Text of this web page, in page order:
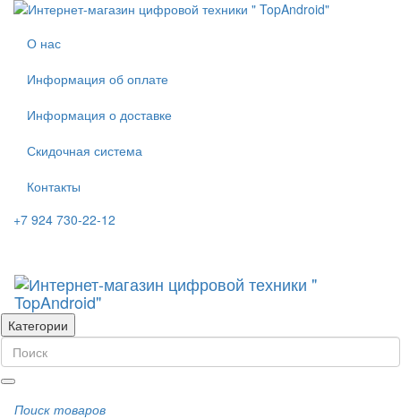
О нас
Информация об оплате
Информация о доставке
Скидочная система
Контакты
+7 924 730-22-12
Категории
Поиск товаров